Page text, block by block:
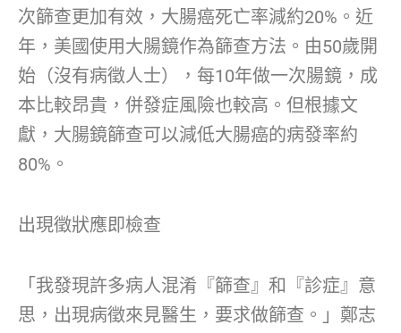
次篩查更加有效，大腸癌死亡率減約20%。近
年，美國使用大腸鏡作為篩查方法。由50歲開
始（沒有病徵人士），每10年做一次腸鏡，成
本比較昂貴，併發症風險也較高。但根據文
獻，大腸鏡篩查可以減低大腸癌的病發率約
80%。
出現徵狀應即檢查
「我發現許多病人混淆『篩查』和『診症』意
思，出現病徵來見醫生，要求做篩查。」鄭志